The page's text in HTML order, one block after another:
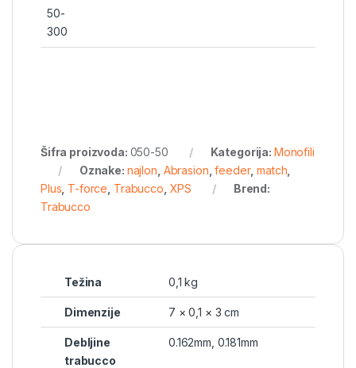
50-
300
Šifra proizvoda: 050-50 Kategorija: Monofili
Oznake: najlon Abrasion ,feeder,match
Plus T-force Trabucco XPS
Brend:
Trabucco
Težina 0,1 kg
Dimenzije 7 × 0,1 × 3 cm
Debljine
trabucco
0.162mm 0.181mm